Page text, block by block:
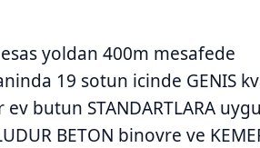
yoldan 400m mesafede
19 sotun icinde GENIS
butun STANDARTLARA
BETON binovre ve